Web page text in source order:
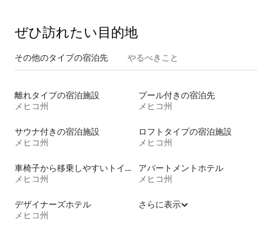
ぜひ訪⁠れ⁠た⁠い目⁠的⁠地
その他のタ⁠イ⁠プ⁠の宿⁠泊⁠先 やるべきこと
離れタイプの宿泊施設
メヒコ州
プール付きの宿泊先
メヒコ州
サウナ付きの宿泊施設
メヒコ州
ロフトタイプの宿泊施設
メヒコ州
車椅子から移乗しやすいトイレ付きの宿泊施設
メヒコ州
アパートメントホテル
メヒコ州
デザイナーズホテル
メヒコ州
さらに表示